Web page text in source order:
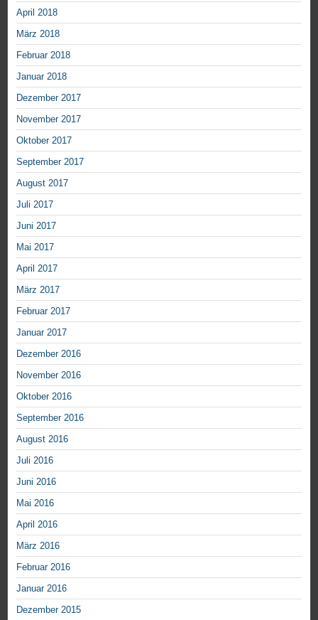
April 2018
März 2018
Februar 2018
Januar 2018
Dezember 2017
November 2017
Oktober 2017
September 2017
August 2017
Juli 2017
Juni 2017
Mai 2017
April 2017
März 2017
Februar 2017
Januar 2017
Dezember 2016
November 2016
Oktober 2016
September 2016
August 2016
Juli 2016
Juni 2016
Mai 2016
April 2016
März 2016
Februar 2016
Januar 2016
Dezember 2015